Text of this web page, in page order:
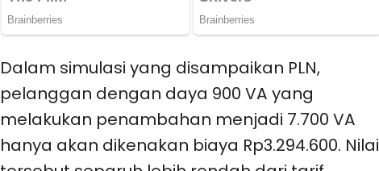
Dalam simulasi yang disampaikan PLN,
pelanggan dengan daya 900 VA yang
melakukan penambahan menjadi 7.700 VA
hanya akan dikenakan biaya Rp3.294.600. Nilai